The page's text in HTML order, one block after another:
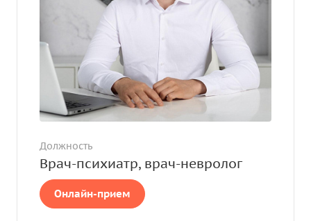
Должность
Врач-психиатр, врач-невролог
Онлайн-прием